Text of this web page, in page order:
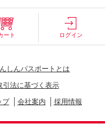
ート ログイン
しんパスポートとは
引法に基づく表示
プ 会社案内 採用情報